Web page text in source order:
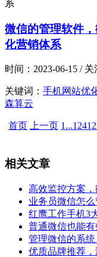
微信的管理软件
化营销体系
时间：2023-06-15 / 关
关键词： 手机网站优
森算云
首页 上一页 1 ...124
相关文章
高效监控方案
业务员微信怎
红鹰工作手机3
普通微信也能
管理微信的系
优质品牌推荐